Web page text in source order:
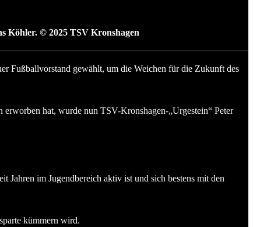
Köhler. © 2025 TSV Kronshagen
Fußballvorstand gewählt, um die Weichen für die Zukunft des
hat, wurde nun TSV-Kronshagen-„Urgestein“ Peter
Jahren im Jugendbereich aktiv ist und sich bestens mit den
kümmern wird.